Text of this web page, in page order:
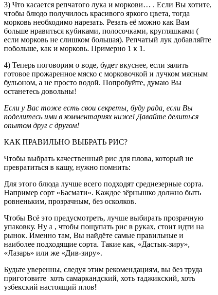
3) Что касается репчатого лука и моркови… . Если Вы хотите,
чтобы блюдо получилось красивого яркого цвета, тогда
морковь необходимо нарезать. Резать её можно как Вам
больше нравиться кубиками, полосочками, кругляшками (
если морковь не слишком большая). Репчатый лук добавляйте
побольше, как и морковь. Примерно 1 к 1.
4) Теперь поговорим о воде, будет вкуснее, если залить
готовое прожаренное мяско с морковочкой и лучком мясным
бульоном, а не просто водой. Попробуйте, думаю Вы
останетесь довольны!
Если у Вас тоже есть свои секреты, буду рада, если Вы
поделитесь ими в комментариях ниже! Давайте делиться
опытом друг с другом!
КАК ПРАВИЛЬНО ВЫБРАТЬ РИС?
Чтобы выбрать качественный рис для плова, который не
превратиться в кашу, нужно помнить:
Для этого блюда лучше всего подходят среднезерные сорта.
Например сорт «Басмати». Каждое зёрнышко должно быть
ровненьким, прозрачным, без осколков.
Чтобы Всё это предусмотреть, лучше выбирать прозрачную
упаковку. Ну а , чтобы пощупать рис в руках, стоит идти на
рынок. Именно там, Вы найдёте самые правильные и
наиболее подходящие сорта. Такие как, «Дастык-зиру»,
«Лазарь» или же «Див-зиру».
Будьте уверенны, следуя этим рекомендациям, вы без труда
приготовите хоть самаркандский, хоть таджикский, хоть
узбекский настоящий плов!